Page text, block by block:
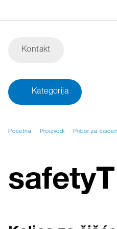
Kontakt
Kategorija
Početna Proizvodi Pribor za